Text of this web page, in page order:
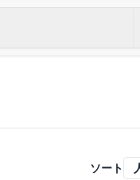
大阪ミナミ/新今宮・天下茶屋
ソート